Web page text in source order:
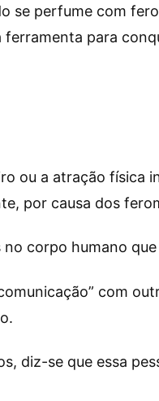
se perfume com
para
ou a atração física
por causa dos
corpo humano
com
diz-se que essa